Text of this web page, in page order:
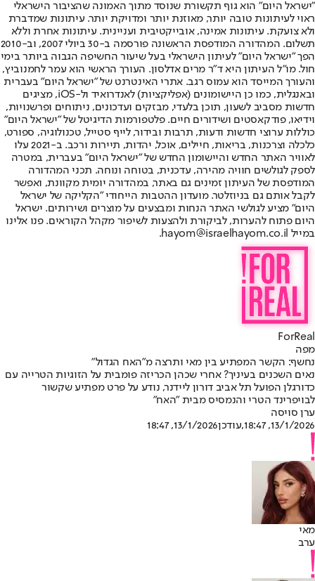
"ישראל היום" הוא גוף תקשורת שנוסד מתוך האמונה שהציבור הישראלי
ראוי לעיתונות טובה יותר, מאוזנת יותר ומדויקת יותר. עיתונות שמדברת
ולא צועקת. עיתונות אמינה, אובייקטיבית ועניינית. עיתונות אחרת וללא
תשלום. המהדורה המודפסת הראשונה פורסמה ב-30 ביולי 2007, וב-2010
הפך "ישראל היום" לעיתון הישראלי בעל שיעור החשיפה הגבוה ביותר בימי
חול. מו"ל העיתון היא ד"ר מרים אדלסון. העורך הראשי הוא עמר לחמנוביץ,
והעורך המייסד הוא עמוס רגב. אתרי האינטרנט של "ישראל היום" בעברית
ובאנגלית, כמו כן היישומונים (אפליקציות) לאנדרואיד ול-iOS, מציגים
חדשות מסביב לשעון, תוכן בלעדי, מבזקים ועדכונים, ניתוחים ופרשנויות,
וידיאו, פודקאסטים ושידורים חיים. פלטפורמות הדיגיטל של "ישראל היום"
כוללות ערוצי חדשות ודעות, תרבות ובידור, לייף סטייל, טכנולוגיה, ספורט,
כלכלה וצרכנות, בריאות, חיילים, אוכל, יהדות, תיירות ורכב. ב-2021 עלו
לאוויר האתר החדש והיישומון החדש של "ישראל היום" בעברית, במטרה
לספק לגולשים חוויה מהירה, עדכנית, בטוחה ונוחה. תכני המהדורה
המודפסת של העיתון זמינים גם באתר, במהדורה יומית מקוונת, ואפשר
לקבל אותם גם בניוזלטר. מועדון ההטבות הייחודי "הקליקה של ישראל
היום" מציע לגולשי האתר הנחות ומבצעים על מוצרים ושירותים. ישראל
היום פתוח להערות, לביקורת ולהצעות לשיפור מקהל הקוראים. פנו אלינו
במייל hayom@israelhayom.co.il.
ForReal
מפה
נחשף: הקשר המפתיע בין מאי ותרצה מ"האח הגדול"
נאים השכנים בעיניך? אחרי שכהן הכריזה פומבית על הזוגיות הטרייה עם
כדורגלן הפועל תל אביב דורון ליידנר, נודע על פרט מפתיע שקשור
לבויפרינד הטרי והנמסיס מבית "האח"
ערן סויסה
13/1/2026, 18:47
,עודכן13/1/2026, 18:47
מאי
ערב